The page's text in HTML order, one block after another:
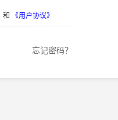
和 《用户协议》
忘记密码？